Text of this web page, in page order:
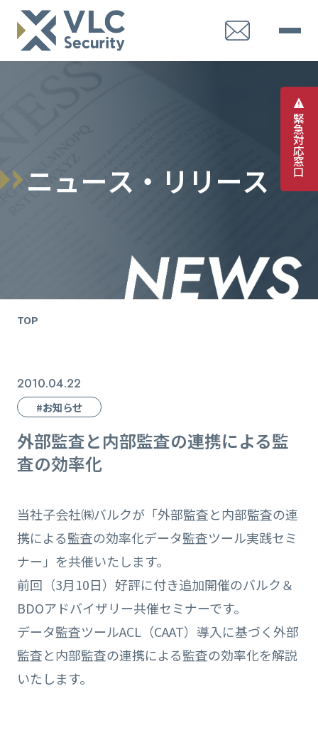
緊
急
対
応
窓
口
ニュース ・ リ リ ース
TOP
2010.04.22
#お知らせ
外部監査と内部監査の連携による監
査の効率化
当社子会社㈱バルクが「外部監査と内部監査の連
携による監査の効率化データ監査ツール実践セミ
ナー」を共催いたします。
前回（3月10日）好評に付き追加開催のバルク＆
BDOアドバイザリー共催セミナーです。
データ監査ツールACL（CAAT）導入に基づく外部
監査と内部監査の連携による監査の効率化を解説
いたします。